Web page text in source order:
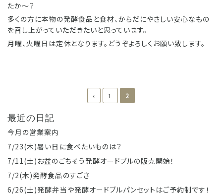
たか〜？
多くの方に本物の発酵食品と食材、からだにやさしい安心なもの
を召し上がっていただきたいと思っています。
月曜、火曜日は定休となります。どうぞよろしくお願い致します。
‹ 1 2
最近の日記
今月の営業案内
7/23(木)暑い日に食べたいものは？
7/11(土)お盆のごちそう発酵オードブルの販売開始！
7/2(木)発酵食品のすごさ
6/26(土)発酵弁当や発酵オードブルパンセットはご予約制です！